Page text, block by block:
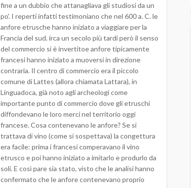
fine a un dubbio che attanagliava gli studiosi da un
po'. I reperti infatti testimoniano che nel 600 a. C. le
anfore etrusche hanno iniziato a viaggiare per la
Francia del sud. irca un secolo più tardi però il senso
del commercio si è invertitoe anfore tipicamente
francesi hanno iniziato a muoversi in direzione
contraria. Il centro di commercio era il piccolo
comune di Lattes (allora chiamata Lattara), in
Linguadoca, già noto agli archeologi come
importante punto di commercio dove gli etruschi
diffondevano le loro merci nel territorio oggi
francese. Cosa contenevano le anfore? Se si
trattava di vino (come si sospettava) la congettura
era facile: prima i francesi comperavano il vino
etrusco e poi hanno iniziato a imitarlo e produrlo da
soli. E così pare sia stato, visto che le analisi hanno
confermato che le anfore contenevano proprio